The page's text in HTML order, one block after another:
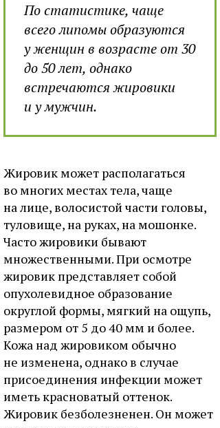
По статистике, чаще
всего липомы образуются
у женщин в возрасте от 30
до 50 лет, однако
встречаются жировики
и у мужчин.
Жировик может располагаться
во многих местах тела, чаще
на лице, волосистой части головы,
туловище, на руках, на мошонке.
Часто жировики бывают
множественными. При осмотре
жировик представляет собой
опухолевидное образование
округлой формы, мягкий на ощупь,
размером от 5 до 40 мм и более.
Кожа над жировиком обычно
не изменена, однако в случае
присоединения инфекции может
иметь красноватый оттенок.
Жировик безболезненен. Он может